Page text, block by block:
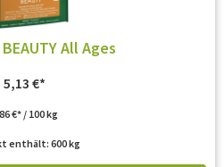
All Ages
5,13 €
€ / 100kg
enthält: 600kg